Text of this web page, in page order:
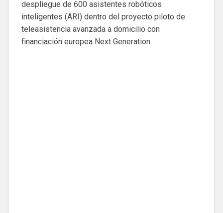
despliegue de 600 asistentes robóticos
inteligentes (ARI) dentro del proyecto piloto de
teleasistencia avanzada a domicilio con
financiación europea Next Generation.